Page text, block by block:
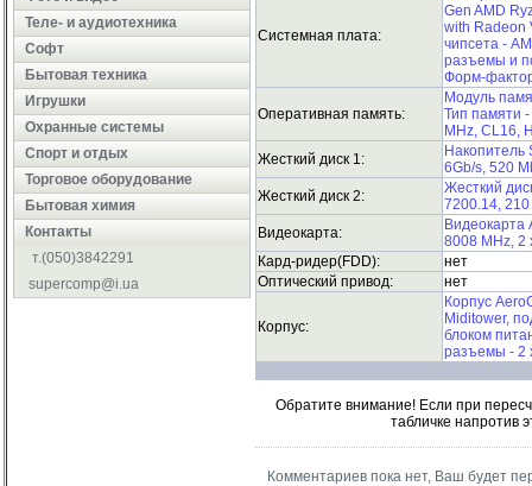
Теле- и аудиотехника
Софт
Бытовая техника
Игрушки
Охранные системы
Cпорт и отдых
Торговое оборудование
Бытовая химия
Контакты
т.(050)3842291
supercomp@i.ua
Системная плата:
Gen AMD
with Radeon
чипсета -
разъемы и
Форм-
Оперативная память:
Модуль
Тип памяти
MHz, CL16,
Жесткий диск 1:
Накопитель
6Gb/s, 520
Жесткий диск 2:
Жесткий
7200.14,
Видеокарта:
Видеокарта
8008 MHz, 2
Кард-ридер(FDD):
нет
Оптический привод:
нет
Корпус:
Корпус
Miditower,
блоком
разъемы - 2
Обратите внимание! Если при
табличке напротив
Комментариев пока нет, Ваш будет